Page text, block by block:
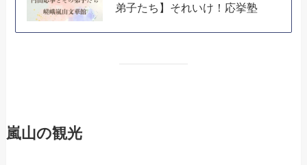
弟子たち】それいけ！応挙塾
嵐山の観光